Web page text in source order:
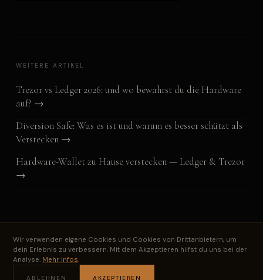
WEITERE ARTIKEL
Trezor vs Ledger 2026: und wo bewahrst du die Hardware
auf? →
Diversion Safe: Was es ist und warum es besser schützt als
Verstecken →
Hardware-Wallet zu Hause verstecken — Ledger & Trezor
→
STARTSEITEBLOG
Wir verwenden eigene Cookies und Cookies von Drittanbietern, um
dein Erlebnis zu verbessern. Mit dem Akzeptieren hilfst du uns bei der
Analyse. Mehr Infos.
ABLEHNEN AKZEPTIEREN